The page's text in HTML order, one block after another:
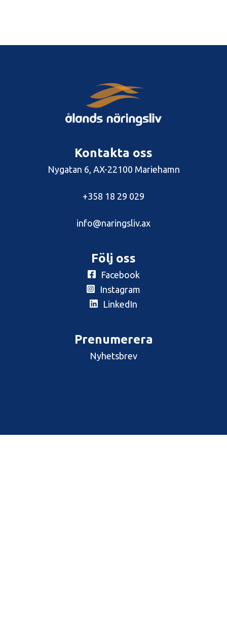
Kontakta oss
Nygatan 6, AX-22100 Mariehamn
+358 18 29 029
info@naringsliv.ax
Följ oss
Facebook
Instagram
LinkedIn
Prenumerera
Nyhetsbrev